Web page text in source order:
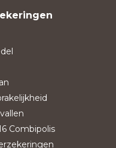
Combipolis